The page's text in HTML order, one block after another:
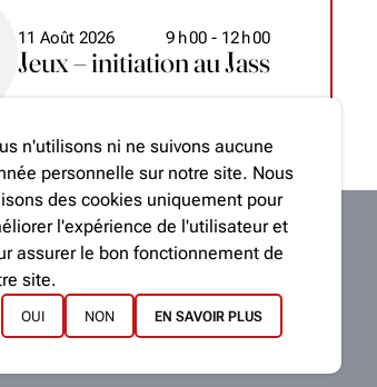
11 Août 2026 9 h00 - 12h00
Jeux – initiation au Jass
Statuts
Événements passés
n'utilisons ni ne suivons aucune
personnelle sur notre site. Nous
des cookies uniquement pour
l'expérience de l'utilisateur et
assurer le bon fonctionnement de
site.
OUI NON EN SAVOIR PLUS